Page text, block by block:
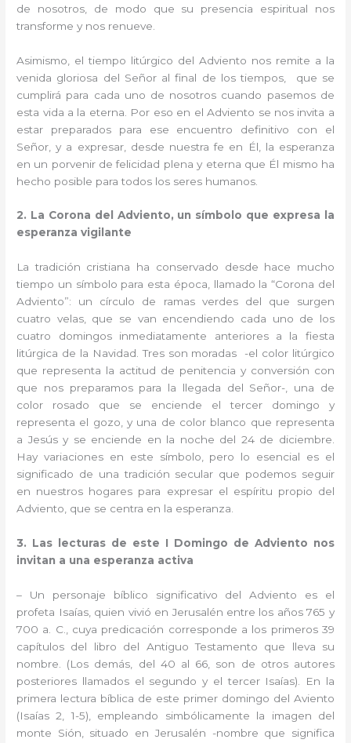
de nosotros, de modo que su presencia espiritual nos
transforme y nos renueve.
Asimismo, el tiempo litúrgico del Adviento nos remite a la
venida gloriosa del Señor al final de los tiempos, que se
cumplirá para cada uno de nosotros cuando pasemos de
esta vida a la eterna. Por eso en el Adviento se nos invita a
estar preparados para ese encuentro definitivo con el
Señor, y a expresar, desde nuestra fe en Él, la esperanza
en un porvenir de felicidad plena y eterna que Él mismo ha
hecho posible para todos los seres humanos.
2. La Corona del Adviento, un símbolo que expresa la
esperanza vigilante
La tradición cristiana ha conservado desde hace mucho
tiempo un símbolo para esta época, llamado la “Corona del
Adviento”: un círculo de ramas verdes del que surgen
cuatro velas, que se van encendiendo cada uno de los
cuatro domingos inmediatamente anteriores a la fiesta
litúrgica de la Navidad. Tres son moradas -el color litúrgico
que representa la actitud de penitencia y conversión con
que nos preparamos para la llegada del Señor-, una de
color rosado que se enciende el tercer domingo y
representa el gozo, y una de color blanco que representa
a Jesús y se enciende en la noche del 24 de diciembre.
Hay variaciones en este símbolo, pero lo esencial es el
significado de una tradición secular que podemos seguir
en nuestros hogares para expresar el espíritu propio del
Adviento, que se centra en la esperanza.
3. Las lecturas de este I Domingo de Adviento nos
invitan a una esperanza activa
– Un personaje bíblico significativo del Adviento es el
profeta Isaías, quien vivió en Jerusalén entre los años 765 y
700 a. C., cuya predicación corresponde a los primeros 39
capítulos del libro del Antiguo Testamento que lleva su
nombre. (Los demás, del 40 al 66, son de otros autores
posteriores llamados el segundo y el tercer Isaías). En la
primera lectura bíblica de este primer domingo del Aviento
(Isaías 2, 1-5), empleando simbólicamente la imagen del
monte Sión, situado en Jerusalén -nombre que significa